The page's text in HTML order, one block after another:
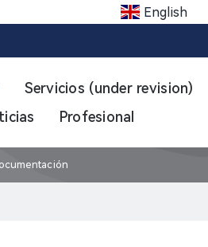
English
Servicios (under revision)
Profesional